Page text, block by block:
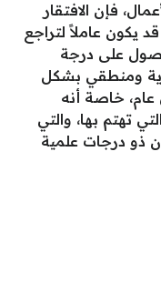
فإن الافتقار
قد يكون عاملاً لتراجع
على درجة
ومنطقي بشكل
خاصة أنه
تهتم بها، والتي
ذو درجات علمية